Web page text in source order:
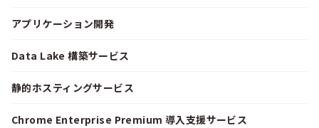
アプリケーション開発
Data Lake 構築サービス
静的ホスティングサービス
Chrome Enterprise Premium 導入支援サービス